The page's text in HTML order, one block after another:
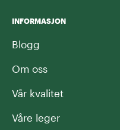
INFORMASJON
Blogg
Om oss
Vår kvalitet
Våre leger